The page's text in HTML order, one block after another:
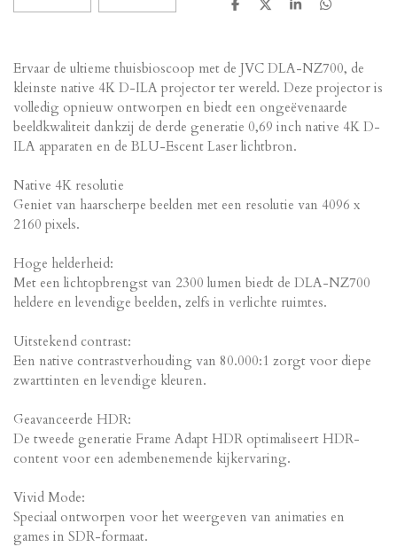
D
n
D
S
D
n
Ervaar de ultieme thuisbioscoop met de JVC DLA-NZ700, de
kleinste native 4K D-ILA projector ter wereld. Deze projector is
volledig opnieuw ontworpen en biedt een ongeëvenaarde
beeldkwaliteit dankzij de derde generatie 0,69 inch native 4K D-
ILA apparaten en de BLU-Escent Laser lichtbron.
Native 4K resolutie
Geniet van haarscherpe beelden met een resolutie van 4096 x
2160 pixels.
Hoge helderheid:
Met een lichtopbrengst van 2300 lumen biedt de DLA-NZ700
heldere en levendige beelden, zelfs in verlichte ruimtes.
Uitstekend contrast:
Een native contrastverhouding van 80.000:1 zorgt voor diepe
zwarttinten en levendige kleuren.
Geavanceerde HDR:
De tweede generatie Frame Adapt HDR optimaliseert HDR-
content voor een adembenemende kijkervaring.
Vivid Mode:
Speciaal ontworpen voor het weergeven van animaties en
games in SDR-formaat.